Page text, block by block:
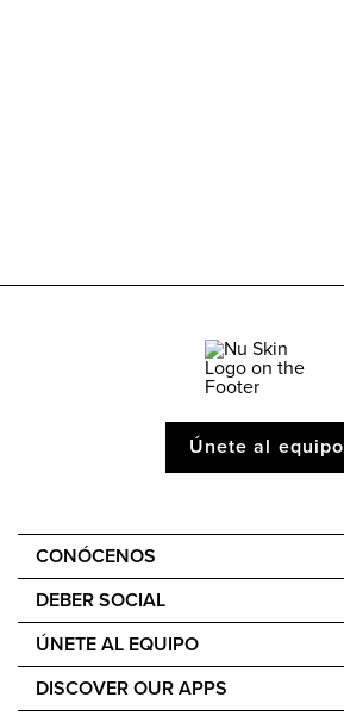
Únete al equipo
CONÓCENOS
Nuestra Historia
40.º aniversario
Careers
DEBER SOCIAL
Force for Good
Nourish the Children
Sostenibilidad
ÚNETE AL EQUIPO
DirectSelling.org
DISCOVER OUR APPS